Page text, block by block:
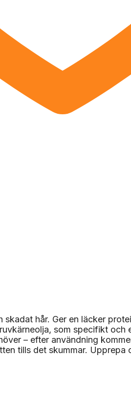
hår. Ger en läcker
som specifikt
– efter användning
tills det skummar.